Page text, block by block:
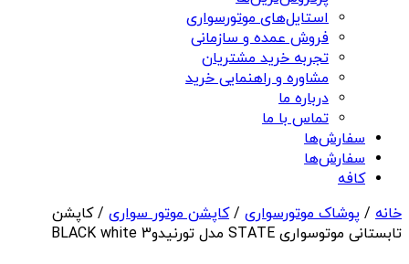
استایل‌های موتورسواری
فروش عمده و سازمانی
تجربه خرید مشتریان
مشاوره و راهنمایی خرید
درباره ما
تماس با ما
سفارش‌ها
سفارش‌ها
کافه
خانه / پوشاک موتورسواری /کاپشن موتور سواری / کاپشن
تابستانی موتوسواری STATE مدل تورنیدو3 BLACK white